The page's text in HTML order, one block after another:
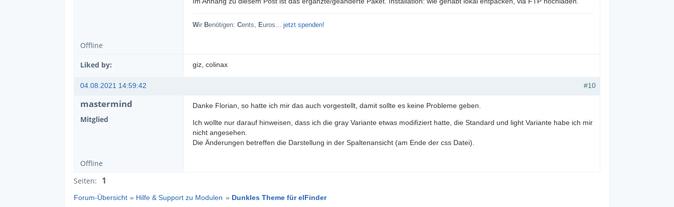
Wir Benötigen: Cents, Euros... jetzt spenden!
Offline
Liked by: giz, colinax
#10
04.08.2021 14:59:42
mastermind
Mitglied
Danke Florian, so hatte ich mir das auch vorgestellt, damit sollte es keine Probleme geben.
Ich wollte nur darauf hinweisen, dass ich die gray Variante etwas modifiziert hatte, die Standard und light Variante habe ich mir
nicht angesehen.
Die Änderungen betreffen die Darstellung in der Spaltenansicht (am Ende der css Datei).
Offline
Seiten:
1
Forum-Übersicht » Hilfe & Support zu Modulen » Dunkles Theme für elFinder